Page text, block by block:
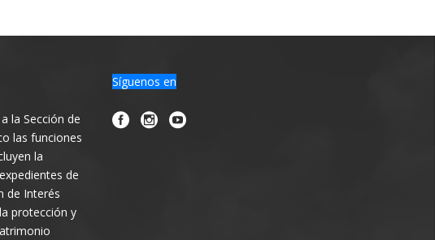
la Sección de
las funciones
la
de
de Interés
protección y
Síguenos en